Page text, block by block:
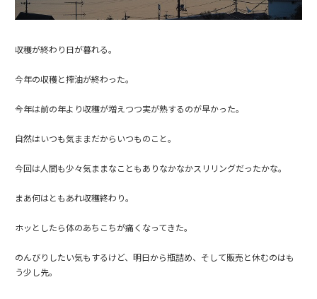
収穫が終わり日が暮れる。
今年の収穫と搾油が終わった。
今年は前の年より収穫が増えつつ実が熟するのが早かった。
自然はいつも気ままだからいつものこと。
今回は人間も少々気ままなこともありなかなかスリリングだったかな。
まあ何はともあれ収穫終わり。
ホッとしたら体のあちこちが痛くなってきた。
のんびりしたい気もするけど、明日から瓶詰め、そして販売と休むのはも
う少し先。